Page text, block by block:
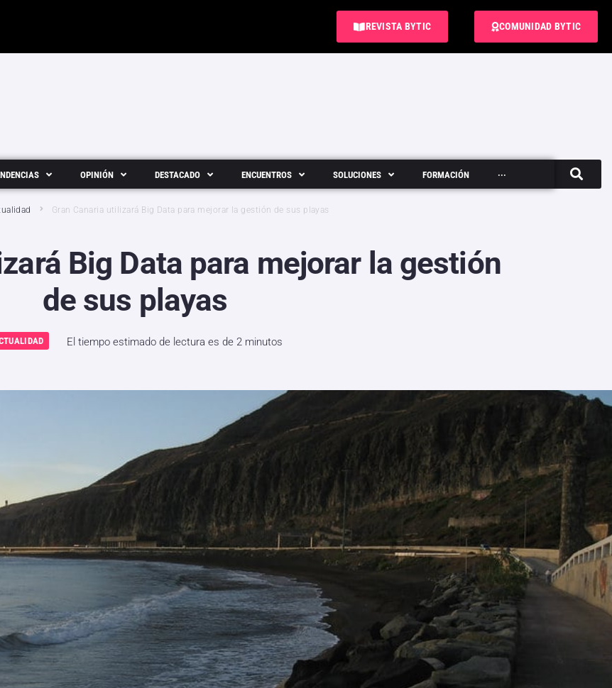
REVISTA BYTIC COMUNIDAD BYTIC
OPINIÓN DESTACADO ENCUENTROS SOLUCIONES FORMACIÓN ···
Gran Canaria utilizará Big Data para mejorar la gestión de sus playas
Big Data para mejorar la gestión
de sus playas
El tiempo estimado de lectura es de 2 minutos